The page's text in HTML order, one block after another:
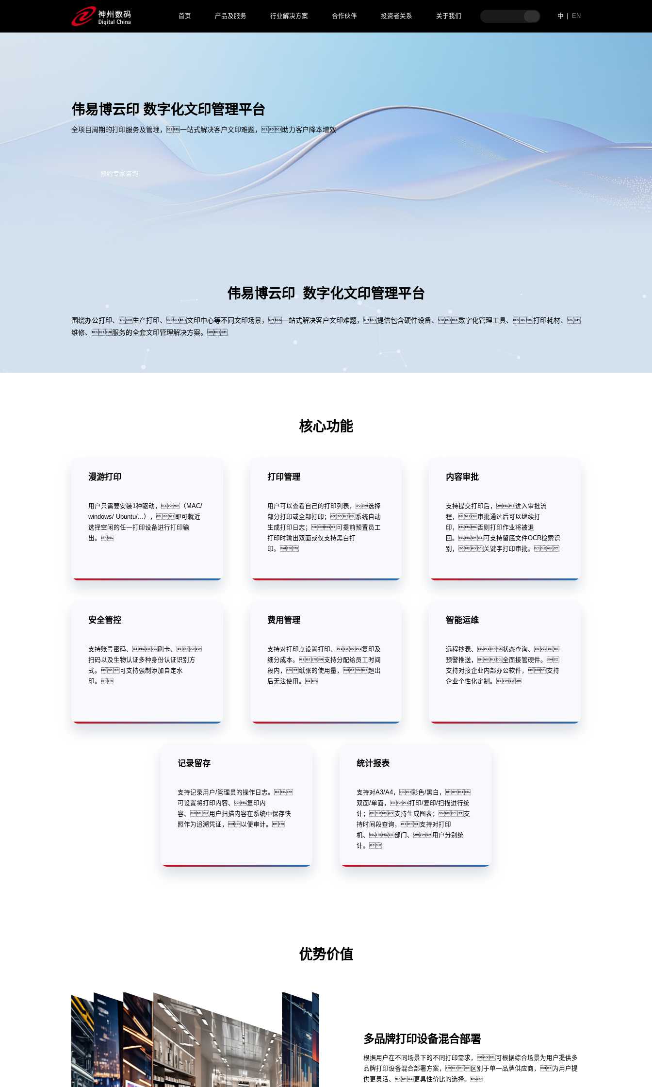
首页 产品及服务 行业解决方案 合作伙伴 投资者关系 关于我们 中 EN
伟易博云印 数字化文印管理平台
全项目周期的打印服务及管理，一站式解决客户文印难题，助力客户降本增效
预约专家咨询
伟易博云印 数字化文印管理平台
围绕办公打印、生产打印、文印中心等不同文印场景，一站式解决客户文印难题，提供包含硬件设备、数字化管理工具、打印耗材、
维修、服务的全套文印管理解决方案。
核心功能
漫游打印
用户只需要安装1种驱动，（MAC/
windows/ Ubuntu/...），即可就近
选择空闲的任一打印设备进行打印输
出。
打印管理
用户可以查看自己的打印列表，选择
部分打印或全部打印；系统自动
生成打印日志；可提前预置员工
打印时输出双面或仅支持黑白打
印。
内容审批
支持提交打印后，进入审批流
程，审批通过后可以继续打
印，否则打印作业将被退
回。可支持留底文件OCR检索识
别，关键字打印审批。
安全管控
支持账号密码、刷卡、
扫码以及生物认证多种身份认证识别方
式。可支持强制添加自定水
印。
费用管理
支持对打印点设置打印、复印及
细分成本。支持分配给员工时间
段内，纸张的使用量，超出
后无法使用。
智能运维
远程抄表、状态查询、
预警推送，全面接管硬件。
支持对接企业内部办公软件，支持
企业个性化定制。
记录留存
支持记录用户/管理员的操作日志。
可设置将打印内容、复印内
容、用户扫描内容在系统中保存快
照作为追溯凭证，以便审计。
统计报表
支持对A3/A4，彩色/黑白，
双面/单面，打印/复印/扫描进行统
计；支持生成图表；支
持时间段查询，支持对打印
机、部门、用户分别统
计。
优势价值
多品牌打印设备混合部署
根据用户在不同场景下的不同打印需求，可根据综合场景为用户提供多
品牌打印设备混合部署方案，区别于单一品牌供应商，为用户提
供更灵活、更具性价比的选择。